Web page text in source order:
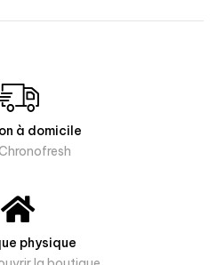
à domicile
physique